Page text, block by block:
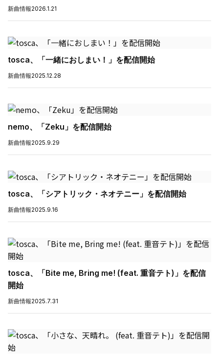
新曲情報2026.1.21
tosca、「一緒におしまい！」を配信開始
新曲情報2025.12.28
nemo、「Zeku」を配信開始
新曲情報2025.9.29
tosca、「シアトリック・ネオテニー」を配信開始
新曲情報2025.9.16
tosca、「Bite me, Bring me! (feat. 重音テト)」を配信
開始
新曲情報2025.7.31